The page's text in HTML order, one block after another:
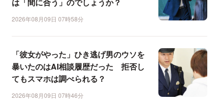
は「間に合う」のでしょうか？
2026年08月09日 07時58分
「彼女がやった」ひき逃げ男のウソを
暴いたのはAI相談履歴だった 拒否し
てもスマホは調べられる？
2026年08月09日 07時46分